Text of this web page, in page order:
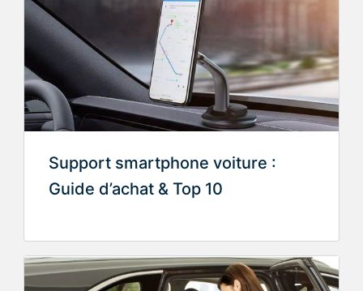
Support smartphone voiture :
Guide d’achat & Top 10